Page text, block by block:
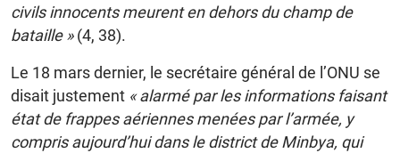
civils innocents meurent en dehors du champ de
bataille »(4, 38).
Le 18 mars dernier, le secrétaire général de l’ONU se
disait justement « alarmé par les informations faisant
état de frappes aériennes menées par l’armée, y
compris aujourd’hui dans le district de Minbya, qui